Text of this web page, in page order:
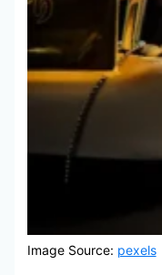
Image Source: pexels